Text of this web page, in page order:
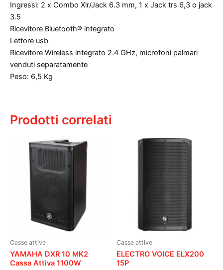
Ingressi: 2 x Combo Xlr/Jack 6.3 mm, 1 x Jack trs 6,3 o jack
3.5
Ricevitore Bluetooth® integrato
Lettore usb
Ricevitore Wireless integrato 2.4 GHz, microfoni palmari
venduti separatamente
Peso: 6,5 Kg
Prodotti correlati
Casse attive
YAMAHA DXR 10 MK2
Cassa Attiva 1100W
Casse attive
ELECTRO VOICE ELX200
15P